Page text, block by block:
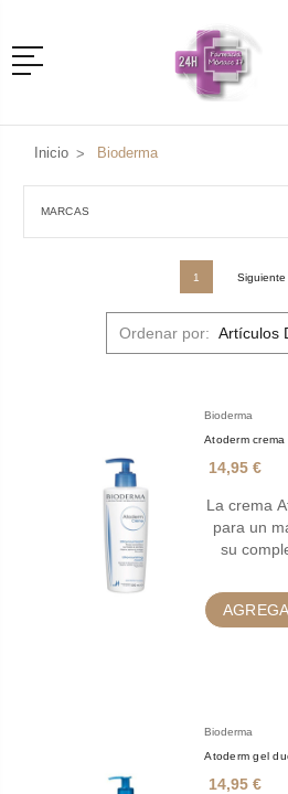
Menú
Inicio Bioderma
MARCAS
1 Siguiente
Ordenar por:
Bioderma
Atoderm crema
14,95 €
La crema
para un
su
Bioderma
Atoderm gel
14,95 €